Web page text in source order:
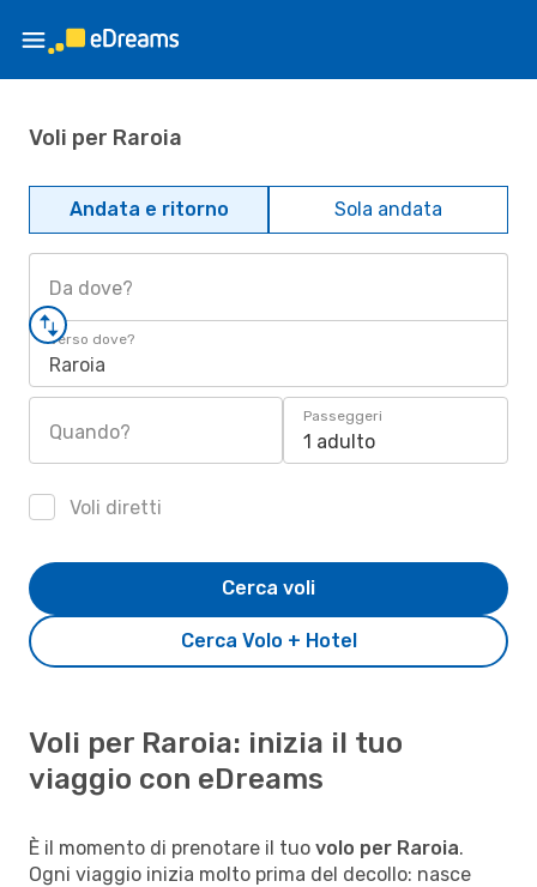
Voli per Raroia
Andata e ritorno Sola andata
Da dove?
Verso dove?
Raroia
Quando?
Passeggeri
1 adulto
Voli diretti
Cerca Volo + Hotel
Cerca voli
Voli per Raroia: inizia il tuo
viaggio con eDreams
È il momento di prenotare il tuo volo per Raroia.
Ogni viaggio inizia molto prima del decollo: nasce